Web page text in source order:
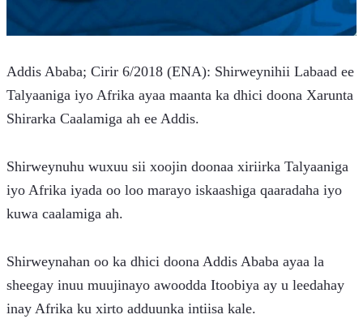
Addis Ababa; Cirir 6/2018 (ENA): Shirweynihii Labaad ee
Talyaaniga iyo Afrika ayaa maanta ka dhici doona Xarunta
Shirarka Caalamiga ah ee Addis.
Shirweynuhu wuxuu sii xoojin doonaa xiriirka Talyaaniga
iyo Afrika iyada oo loo marayo iskaashiga qaaradaha iyo
kuwa caalamiga ah.
Shirweynahan oo ka dhici doona Addis Ababa ayaa la
sheegay inuu muujinayo awoodda Itoobiya ay u leedahay
inay Afrika ku xirto adduunka intiisa kale.